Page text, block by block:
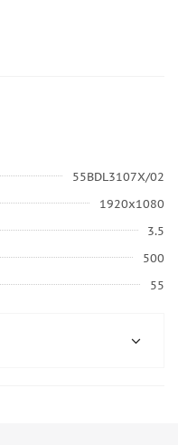
55BDL3107X/02
1920x1080
3.5
500
55